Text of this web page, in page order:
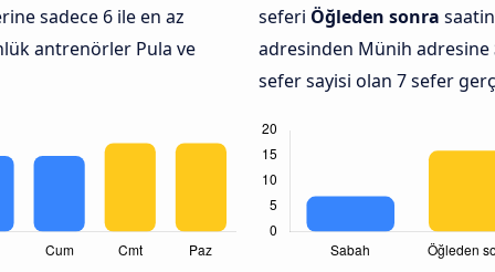
sadece 6 ile en az
antrenörler Pula ve
seferi Öğleden sonra
adresinden Münih adresine
sefer sayisi olan 7 sefer